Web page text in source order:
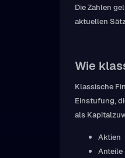
Die Zahlen
aktuellen
Wie
Klassische
Einstufung,
als
Aktien
Anteile